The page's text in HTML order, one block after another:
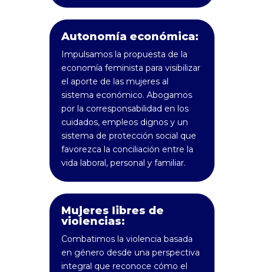
Autonomía económica:
Impulsamos la propuesta de la
economía feminista para visibilizar
el aporte de las mujeres al
sistema económico. Abogamos
por la corresponsabilidad en los
cuidados, empleos dignos y un
sistema de protección social que
favorezca la conciliación entre la
vida laboral, personal y familiar.
Mujeres libres de
violencias:
Combatimos la violencia basada
en género desde una perspectiva
integral que reconoce cómo el